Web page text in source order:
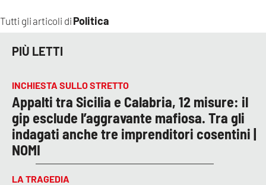
Tutti gli articoli di Politica
PIÙ LETTI
INCHIESTA SULLO STRETTO
Appalti tra Sicilia e Calabria, 12 misure: il
gip esclude l’aggravante mafiosa. Tra gli
indagati anche tre imprenditori cosentini |
NOMI
LA TRAGEDIA